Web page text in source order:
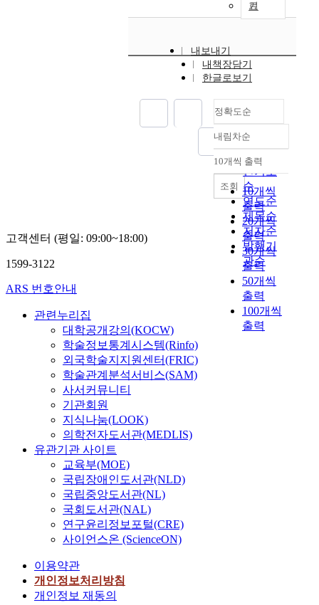
o
h
i
기
내보내기
내책장담기
한글로보기
정확도순
정확도
순
인기도
순
연도순
제목순
저자순
발행기
관순
내림차순
내림차순
10개씩 출력
10개씩
출력
20개씩
출력
30개씩
출력
50개씩
출력
100개씩
출력
조회
고객센터 (평일: 09:00~18:00)
1599-3122
ARS 번호안내
관련누리집
대학공개강의(KOCW)
학술정보통계시스템(Rinfo)
외국학술지지원센터(FRIC)
학술관계분석서비스(SAM)
사서커뮤니티
기관회원
지식나눔(LOOK)
의학전자도서관(MEDLIS)
유관기관 사이트
교육부(MOE)
국립장애인도서관(NLD)
국립중앙도서관(NL)
국회도서관(NAL)
연구윤리정보포털(CRE)
사이언스온 (ScienceON)
이용약관
개인정보처리방침
개인정보 재동의